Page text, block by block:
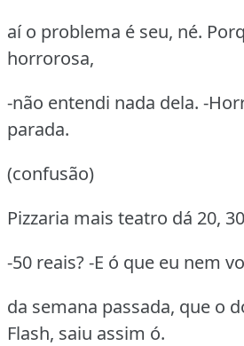
aí o problema é seu, né.
horrorosa,
-não entendi nada dela. -
parada.
(confusão)
Pizzaria mais teatro dá 20,
-50 reais? -E ó que eu nem
da semana passada, que o
Flash, saiu assim ó.